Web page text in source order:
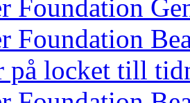
Foundation
Foundation
locket till